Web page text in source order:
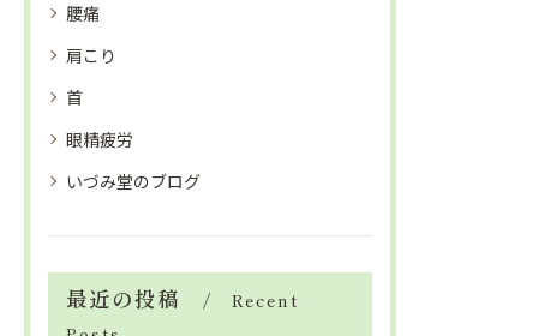
腰痛
肩こり
首
眼精疲労
いづみ堂のブログ
最近の投稿
Recent